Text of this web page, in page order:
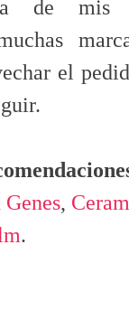
de mis
el
,
.